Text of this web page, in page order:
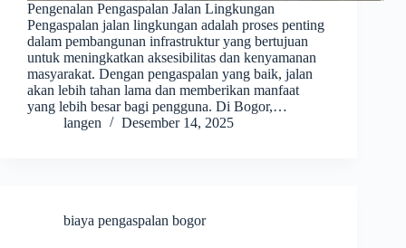
Pengenalan Pengaspalan Jalan Lingkungan
Pengaspalan jalan lingkungan adalah proses penting
dalam pembangunan infrastruktur yang bertujuan
untuk meningkatkan aksesibilitas dan kenyamanan
masyarakat. Dengan pengaspalan yang baik, jalan
akan lebih tahan lama dan memberikan manfaat
yang lebih besar bagi pengguna. Di Bogor,…
langen
Desember 14, 2025
biaya pengaspalan bogor